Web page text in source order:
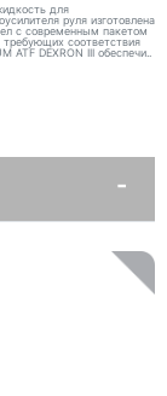
для
руля изготовлена
с современным пакетом
соответствия
ATF DEXRON III обеспечи..